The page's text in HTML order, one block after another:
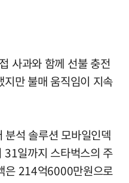
사과와 함께 선불 충전
만 불매 움직임이 지속
석 솔루션 모바일인덱
일까지 스타벅스의 주
은 214억6000만원으로